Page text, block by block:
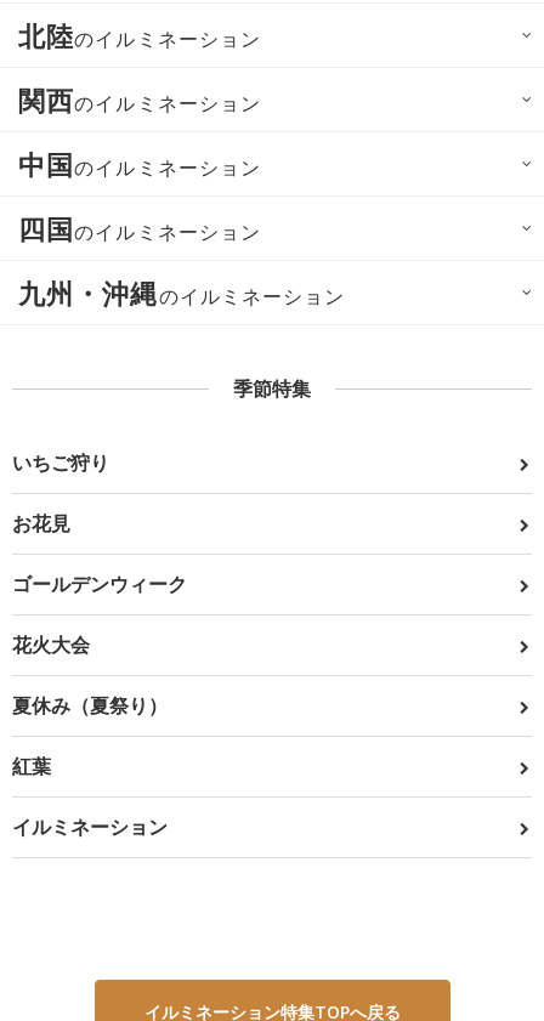
北陸のイルミネーション
関西のイルミネーション
中国のイルミネーション
四国のイルミネーション
九州・沖縄のイルミネーション
季節特集
いちご狩り
お花見
ゴールデンウィーク
花火大会
夏休み（夏祭り）
紅葉
イルミネーション
イルミネーション特集TOPへ戻る